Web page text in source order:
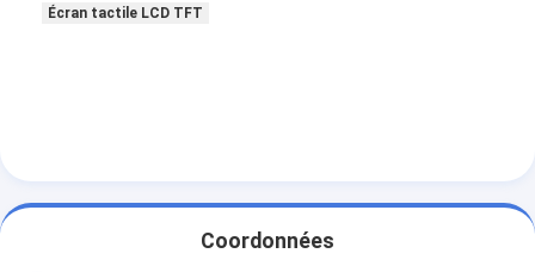
Écran tactile LCD TFT
Coordonnées